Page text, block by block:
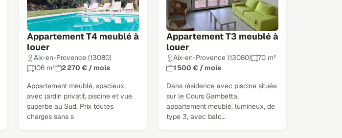
Appartement T4 meublé à
louer
Aix-en-Provence (13080)
106 m²
2 270 € / mois
Appartement meublé, spacieux,
avec jardin privatif, piscine et vue
superbe au Sud. Prix toutes
charges sans s
Appartement T3 meublé à
louer
Aix-en-Provence (13080)
70 m²
1 500 € / mois
Dans résidence avec piscine située
sur le Cours Gambetta,
appartement meublé, lumineux, de
type 3, avec balc…